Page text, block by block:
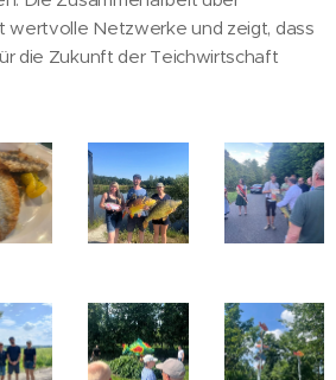
wertvolle Netzwerke und zeigt, dass
die Zukunft der Teichwirtschaft